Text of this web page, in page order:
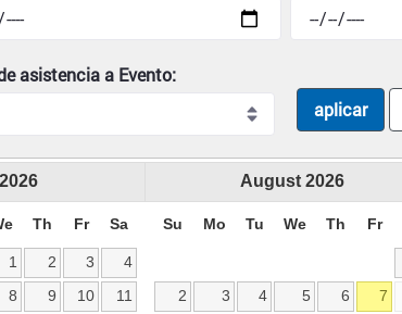
asistencia a Evento:
aplicar
2026
Th Fr Sa
1 2 3
4
8 9 10
11
August 2026
Su Mo Tu We Th Fr
2
3 4 5 6 7